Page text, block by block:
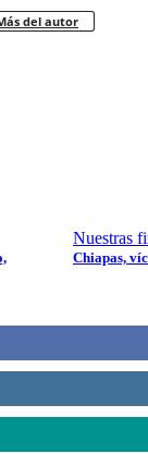
del autor
Nuestras
Chiapas,